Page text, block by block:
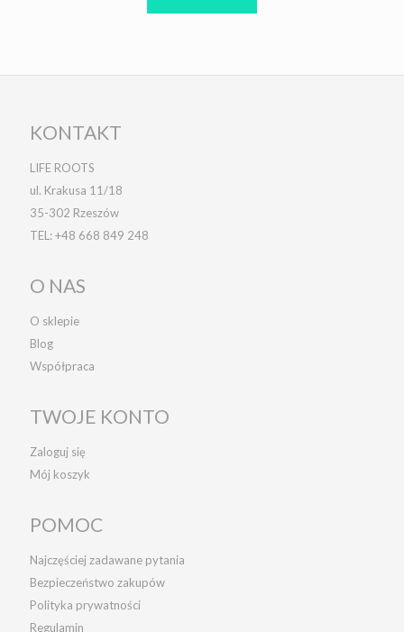
KONTAKT
LIFE ROOTS
ul. Krakusa 11/18
35-302 Rzeszów
TEL:+48 668 849 248
O NAS
O sklepie
Blog
Współpraca
TWOJE KONTO
Zaloguj się
Mój koszyk
POMOC
Najczęściej zadawane pytania
Bezpieczeństwo zakupów
Polityka prywatności
Regulamin